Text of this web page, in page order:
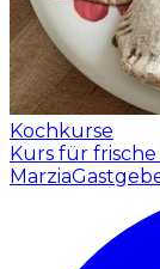
Kochkurse
Kurs für
Marzia